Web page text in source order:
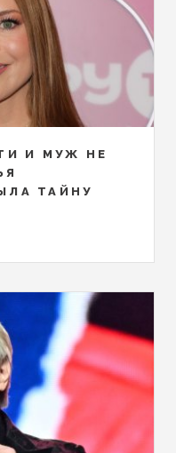
И МУЖ НЕ
ТАЙНУ